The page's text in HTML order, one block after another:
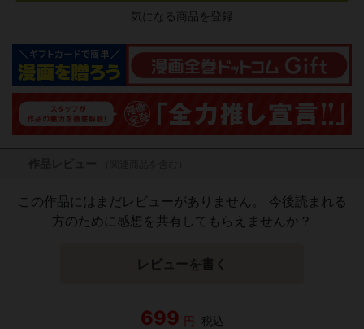
気になる商品を登録
この作品にはまだレビューがありません。 今後読まれる
方のために感想を共有してもらえませんか？
レビューを書く
699 円 税込